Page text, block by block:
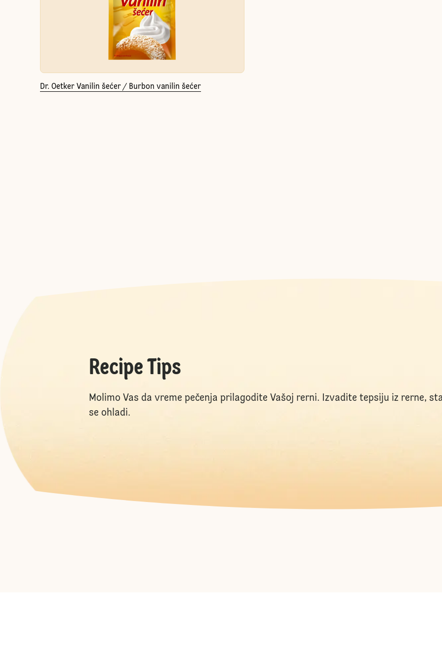
Dr. Oetker Vanilin šećer / Burbon vanilin šećer
Recipe Tips
Molimo Vas da vreme pečenja prilagodite Vašoj rerni. Izvadite tepsiju iz rerne,
se ohladi.